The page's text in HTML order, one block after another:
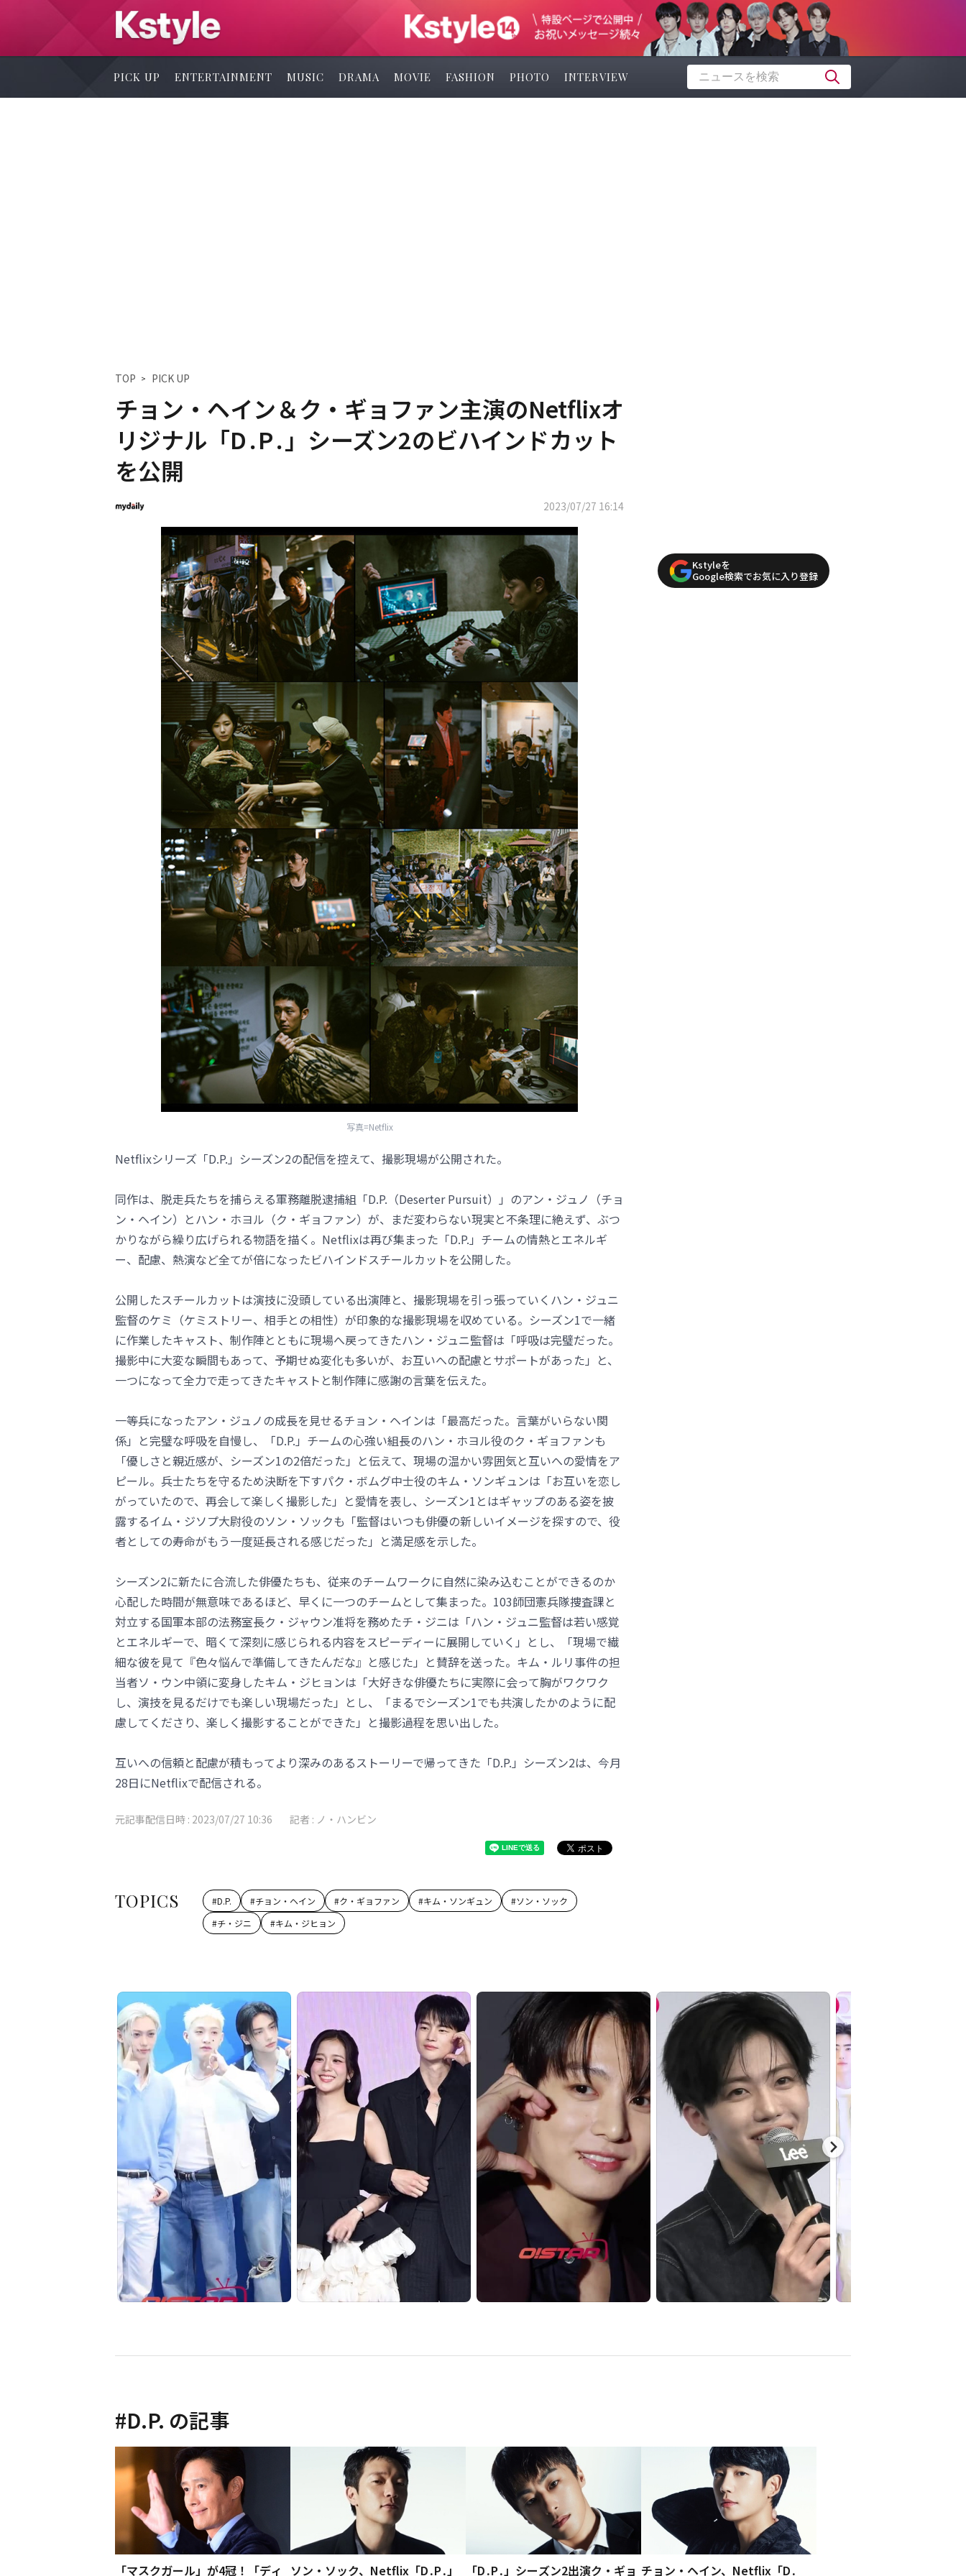
PICK UP ENTERTAINMENT MUSIC DRAMA MOVIE FASHION PHOTO INTERVIEW
TOP PICK UP
チョン・ヘイン＆ク・ギョファン主演のNetflixオ
リジナル「D․P․」シーズン2のビハインドカット
を公開
2023/07/27 16:14
写真=Netflix
Netflixシリーズ「D.P.」シーズン2の配信を控えて、撮影現場が公開された。
同作は、脱走兵たちを捕らえる軍務離脱逮捕組「D.P.（Deserter Pursuit）」のアン・ジュノ（チョ
ン・ヘイン）とハン・ホヨル（ク・ギョファン）が、まだ変わらない現実と不条理に絶えず、ぶつ
かりながら繰り広げられる物語を描く。Netflixは再び集まった「D.P.」チームの情熱とエネルギ
ー、配慮、熱演など全てが倍になったビハインドスチールカットを公開した。
公開したスチールカットは演技に没頭している出演陣と、撮影現場を引っ張っていくハン・ジュニ
監督のケミ（ケミストリー、相手との相性）が印象的な撮影現場を収めている。シーズン1で一緒
に作業したキャスト、制作陣とともに現場へ戻ってきたハン・ジュニ監督は「呼吸は完璧だった。
撮影中に大変な瞬間もあって、予期せぬ変化も多いが、お互いへの配慮とサポートがあった」と、
一つになって全力で走ってきたキャストと制作陣に感謝の言葉を伝えた。
一等兵になったアン・ジュノの成長を見せるチョン・ヘインは「最高だった。言葉がいらない関
係」と完璧な呼吸を自慢し、「D.P.」チームの心強い組長のハン・ホヨル役のク・ギョファンも
「優しさと親近感が、シーズン1の2倍だった」と伝えて、現場の温かい雰囲気と互いへの愛情をア
ピール。兵士たちを守るため決断を下すパク・ボムグ中士役のキム・ソンギュンは「お互いを恋し
がっていたので、再会して楽しく撮影した」と愛情を表し、シーズン1とはギャップのある姿を披
露するイム・ジソプ大尉役のソン・ソックも「監督はいつも俳優の新しいイメージを探すので、役
者としての寿命がもう一度延長される感じだった」と満足感を示した。
シーズン2に新たに合流した俳優たちも、従来のチームワークに自然に染み込むことができるのか
心配した時間が無意味であるほど、早くに一つのチームとして集まった。103師団憲兵隊捜査課と
対立する国軍本部の法務室長ク・ジャウン准将を務めたチ・ジニは「ハン・ジュニ監督は若い感覚
とエネルギーで、暗くて深刻に感じられる内容をスピーディーに展開していく」とし、「現場で繊
細な彼を見て『色々悩んで準備してきたんだな』と感じた」と賛辞を送った。キム・ルリ事件の担
当者ソ・ウン中領に変身したキム・ジヒョンは「大好きな俳優たちに実際に会って胸がワクワク
し、演技を見るだけでも楽しい現場だった」とし、「まるでシーズン1でも共演したかのように配
慮してくださり、楽しく撮影することができた」と撮影過程を思い出した。
互いへの信頼と配慮が積もってより深みのあるストーリーで帰ってきた「D.P.」シーズン2は、今月
28日にNetflixで配信される。
元記事配信日時 : 2023/07/27 10:36 記者 : ノ・ハンビン
TOPICS #D.P. #チョン・ヘイン #ク・ギョファン #キム・ソンギュン #ソン・ソック
#チ・ジニ #キム・ジヒョン
Kstyleを
Google検索でお気に入り登録
#D.P. の記事
「マスクガール」が4冠！「ディ ソン・ソック、Netflix「D․P․」 「D․P․」シーズン2出演ク・ギョ チョン・ヘイン、Netflix「D․